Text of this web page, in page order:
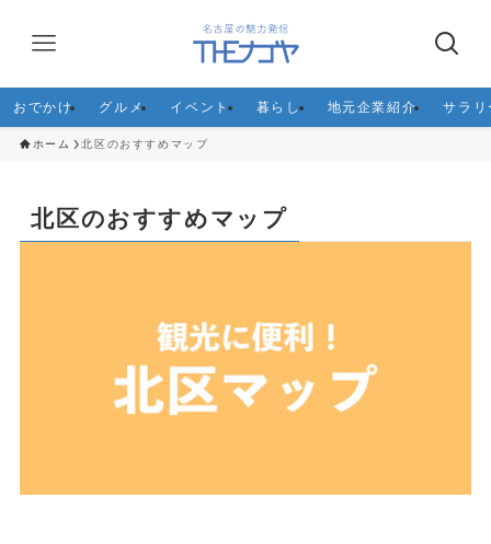
おでかけ グルメ イベント 暮らし 地元企業紹介 サラリ
ホーム 北区のおすすめマップ
北区のおすすめマップ